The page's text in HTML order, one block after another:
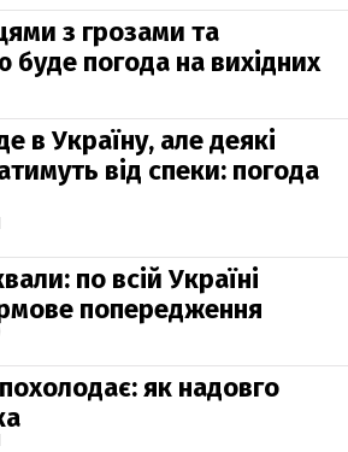
з грозами та
погода на вихідних
в Україну, але деякі
від спеки: погода
по всій Україні
попередження
як надовго